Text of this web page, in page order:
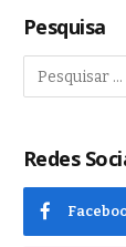
Pesquisa
Redes